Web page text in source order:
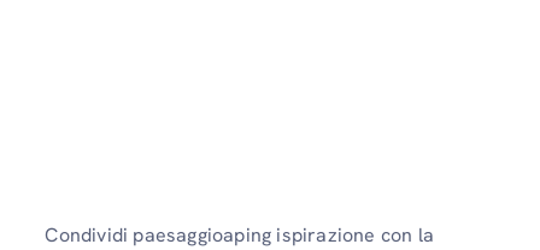
Condividi paesaggioaping ispirazione con la